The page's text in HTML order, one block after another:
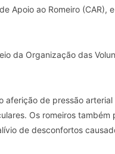
Apoio ao Romeiro (CAR),
da Organização das
aferição de pressão
Os romeiros
de desconfortos